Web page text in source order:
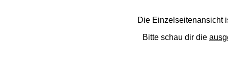
Die Einzelseitenansicht
Bitte schau dir die